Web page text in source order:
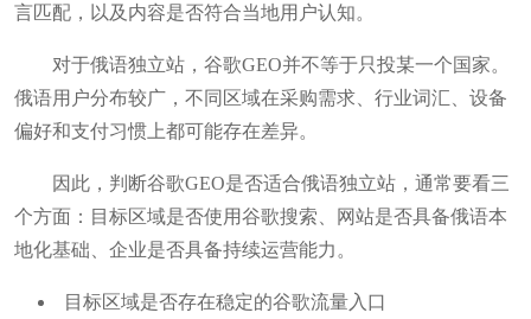
言匹配，以及内容是否符合当地用户认知。
对于俄语独立站，谷歌GEO并不等于只投某一个国家。
俄语用户分布较广，不同区域在采购需求、行业词汇、设备
偏好和支付习惯上都可能存在差异。
因此，判断谷歌GEO是否适合俄语独立站，通常要看三
个方面：目标区域是否使用谷歌搜索、网站是否具备俄语本
地化基础、企业是否具备持续运营能力。
目标区域是否存在稳定的谷歌流量入口